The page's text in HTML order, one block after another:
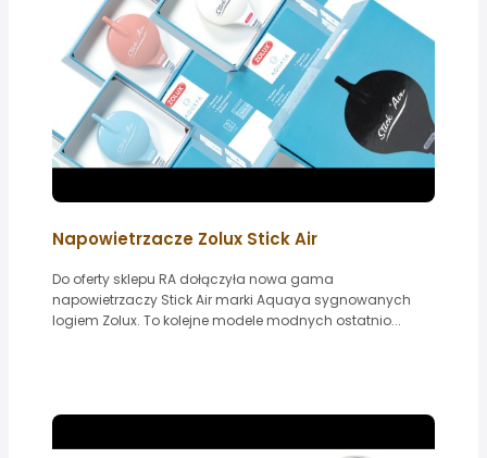
Napowietrzacze Zolux Stick Air
Do oferty sklepu RA dołączyła nowa gama
napowietrzaczy Stick Air marki Aquaya sygnowanych
logiem Zolux. To kolejne modele modnych ostatnio...